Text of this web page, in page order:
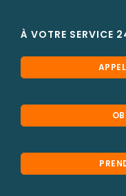
À VOTRE SERVICE